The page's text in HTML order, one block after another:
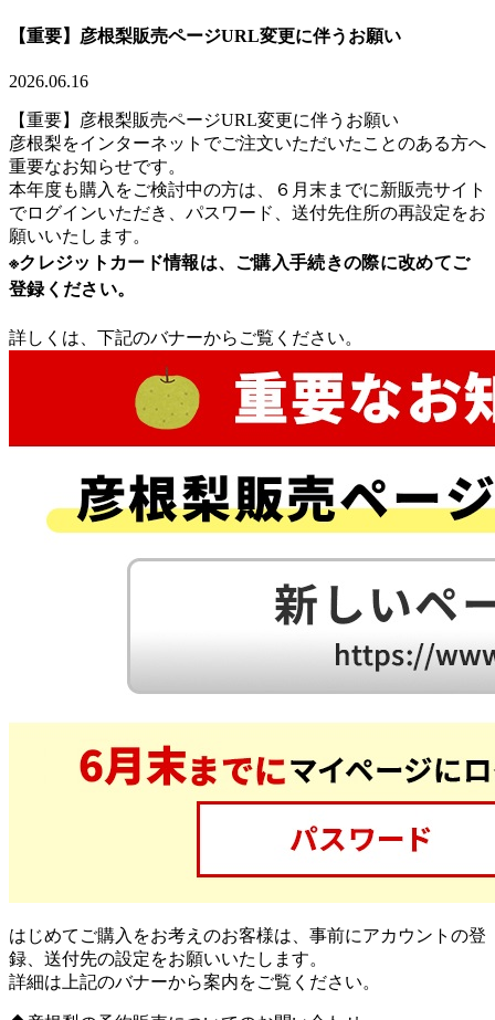
【重要】彦根梨販売ページURL変更に伴うお願い
2026.06.16
【重要】彦根梨販売ページURL変更に伴うお願い
彦根梨をインターネットでご注文いただいたことのある方へ
重要なお知らせです。
本年度も購入をご検討中の方は、６月末までに新販売サイト
でログインいただき、パスワード、送付先住所の再設定をお
願いいたします。
※クレジットカード情報は、ご購入手続きの際に改めてご
登録ください。
詳しくは、下記のバナーからご覧ください。
はじめてご購入をお考えのお客様は、事前にアカウントの登
録、送付先の設定をお願いいたします。
詳細は上記のバナーから案内をご覧ください。